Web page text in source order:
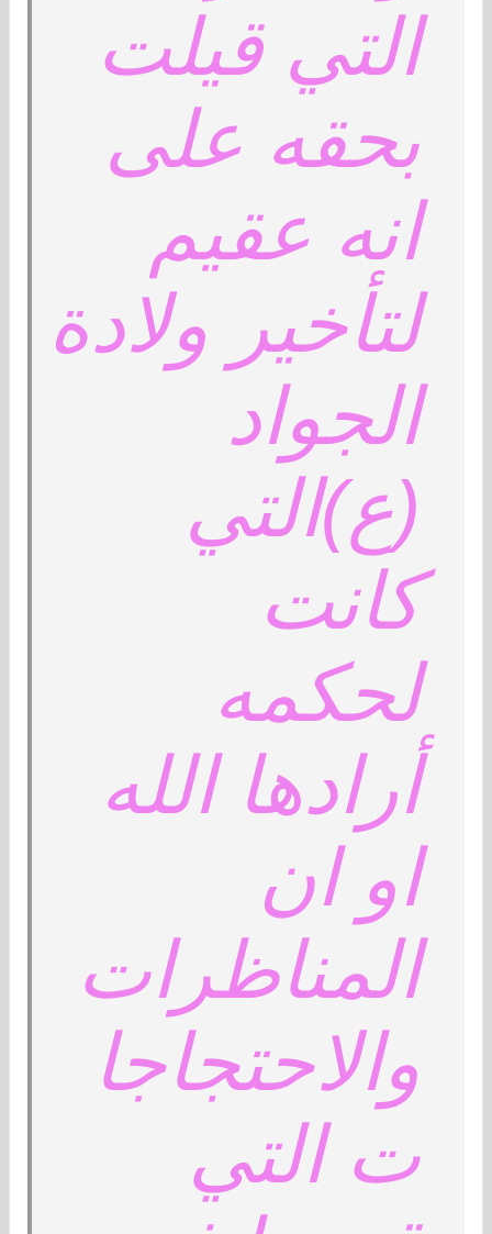
التي قيلت
بحقه على
انه عقيم
لتأخير ولادة
الجواد
(ع)التي
كانت
لحكمه
أرادها الله
او ان
المناظرات
والاحتجاجا
ت التي